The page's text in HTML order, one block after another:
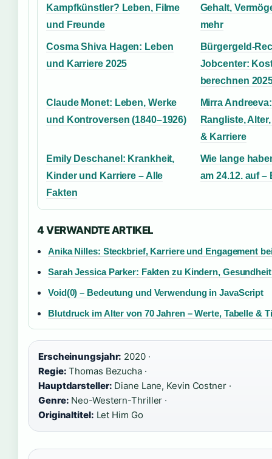
Kampfkünstler? Leben, Filme
und Freunde
Gehalt,
mehr
Cosma Shiva Hagen: Leben
und Karriere 2025
Bürgergeld-
Jobcenter:
berechnen
Claude Monet: Leben, Werke
und Kontroversen (1840–1926)
Mirra
Rangliste,
& Karriere
Emily Deschanel: Krankheit,
Kinder und Karriere – Alle
Fakten
Wie lange
am 24.12. auf –
4 VERWANDTE ARTIKEL
Anika Nilles: Steckbrief, Karriere und Engagement
Sarah Jessica Parker: Fakten zu Kindern,
Void(0) – Bedeutung und Verwendung in JavaScript
Blutdruck im Alter von 70 Jahren – Werte, Tabelle &
Erscheinungsjahr: 2020 ·
Regie: Thomas Bezucha ·
Hauptdarsteller: Diane Lane, Kevin Costner ·
Genre: Neo-Western-Thriller ·
Originaltitel: Let Him Go